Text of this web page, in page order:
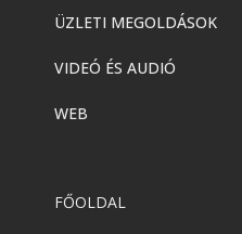
ÜZLETI MEGOLDÁSOK
VIDEÓ ÉS AUDIÓ
WEB
FŐOLDAL